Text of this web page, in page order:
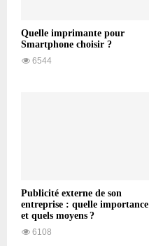
Quelle imprimante pour
Smartphone choisir ?
6544
Publicité externe de son
entreprise : quelle importance
et quels moyens ?
6108